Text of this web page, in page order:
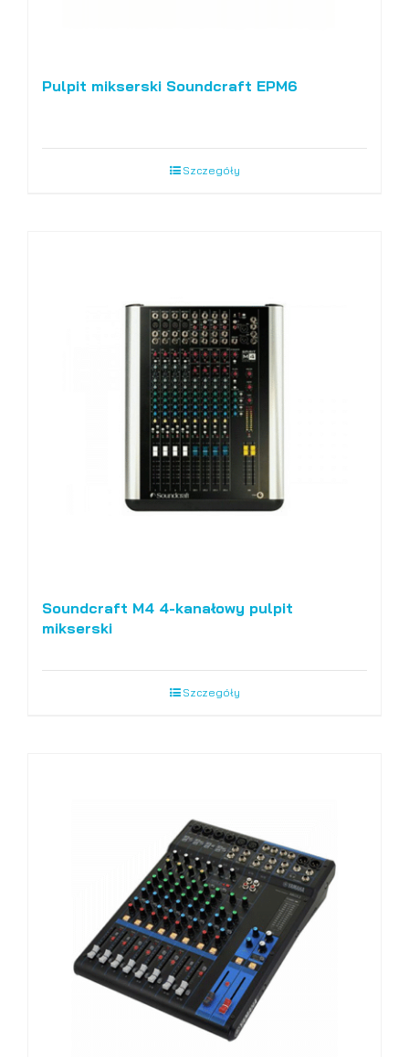
Pulpit mikserski Soundcraft EPM6
Szczegóły
Soundcraft M4 4-kanałowy pulpit
mikserski
Szczegóły